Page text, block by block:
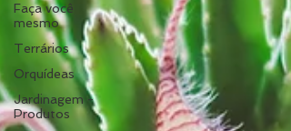
Faça você
mesmo
Terrários
Orquídeas
Jardinagem -
Produtos